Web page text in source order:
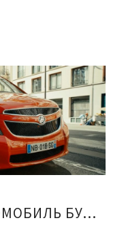
ДОНЖОН МЕДУЗА АВТОМОБИЛЬ БУДУЩЕГО